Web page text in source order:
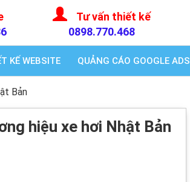
Tư vấn thiết kế
0898.770.468
KẾ WEBSITE QUẢNG CÁO GOOGLE ADS
Bản
hiệu xe hơi Nhật Bản